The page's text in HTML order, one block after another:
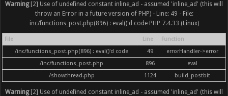
Warning[2] Use of undefined constant inline_ad - assumed 'inline_ad' (this will
throw an Error in a future version of PHP) - Line: 49 - File:
inc/functions_post.php(896) : eval()'d code PHP 7.4.33 (Linux)
File Line
Function
/inc/functions_post.php(896) : eval()'d code
49
errorHandler->error
/inc/functions_post.php
896
eval
/showthread.php
1124 build_postbit
Warning[2] Use of undefined constant inline_ad - assumed 'inline_ad' (this will